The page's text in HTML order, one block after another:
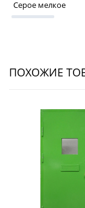
Серое мелкое
ПОХОЖИЕ